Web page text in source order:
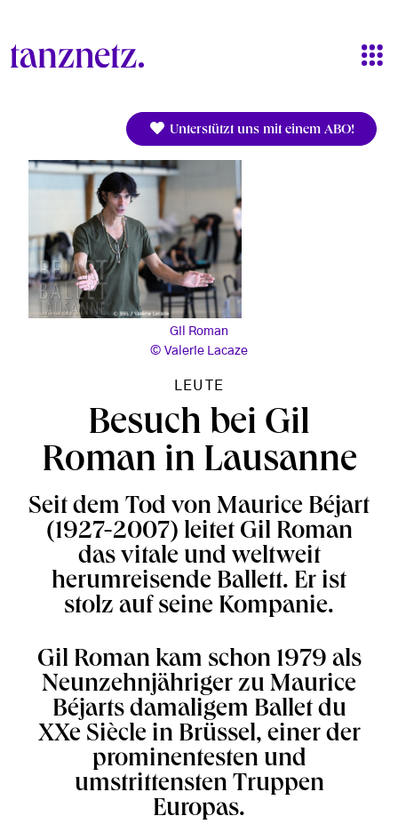
Unterstützt uns mit einem ABO!
Gil Roman
Valerie Lacaze
LEUTE
Besuch bei Gil
Roman in Lausanne
Seit dem Tod von Maurice Béjart
(1927-2007) leitet Gil Roman
das vitale und weltweit
herumreisende Ballett. Er ist
stolz auf seine Kompanie.
Gil Roman kam schon 1979 als
Neunzehnjähriger zu Maurice
Béjarts damaligem Ballet du
XXe Siècle in Brüssel, einer der
prominentesten und
umstrittensten Truppen
Europas.